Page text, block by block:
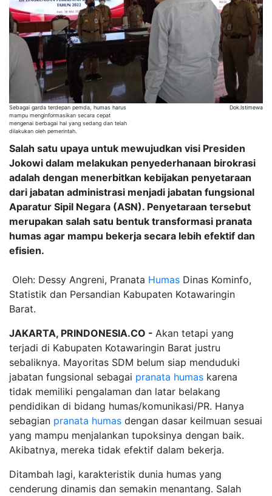
Sebagai garda terdepan pemda, humas harus
mampu menginformasikan secara cepat
mengenai berbagai hal yang sedang dan telah
dilakukan oleh pemerintah.
Dok.Istimewa
Salah satu upaya untuk mewujudkan visi Presiden
Jokowi dalam melakukan penyederhanaan birokrasi
adalah dengan menerbitkan kebijakan penyetaraan
dari jabatan administrasi menjadi jabatan fungsional
Aparatur Sipil Negara (ASN). Penyetaraan tersebut
merupakan salah satu bentuk transformasi pranata
humas agar mampu bekerja secara lebih efektif dan
efisien.
Oleh: Dessy Angreni, Pranata Humas Dinas Kominfo,
Statistik dan Persandian Kabupaten Kotawaringin
Barat.
JAKARTA, PRINDONESIA.CO - Akan tetapi yang
terjadi di Kabupaten Kotawaringin Barat justru
sebaliknya. Mayoritas SDM belum siap menduduki
jabatan fungsional sebagai pranata humas karena
tidak memiliki pengalaman dan latar belakang
pendidikan di bidang humas/komunikasi/PR. Hanya
sebagian pranata humas dengan dasar keilmuan sesuai
yang mampu menjalankan tupoksinya dengan baik.
Akibatnya, mereka tidak efektif dalam bekerja.
Ditambah lagi, karakteristik dunia humas yang
cenderung dinamis dan semakin menantang. Salah